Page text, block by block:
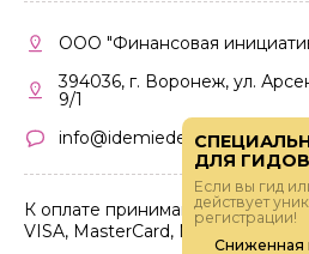
Кабинет партнера
Правила участия
ООО "Финансовая
394036, г. Воронеж, ул.
9/1
info@idemiedem.ru
К оплате принимаются карты
VISA, MasterCard, МИР
ДЛЯ ГИДОВ
Если вы гид
действует
регистрации!
Сниженная